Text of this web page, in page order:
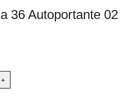
36 Autoportante 02
+